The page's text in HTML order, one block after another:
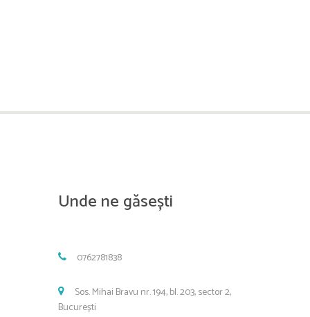
Unde ne găsești
0762781838
Sos. Mihai Bravu nr. 194, bl. 203, sector 2,
București